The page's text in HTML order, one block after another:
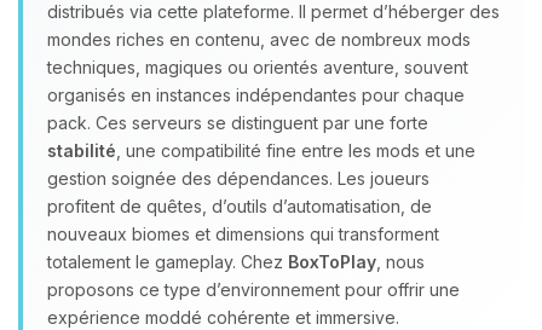
distribués via cette plateforme. Il permet d’héberger des
mondes riches en contenu, avec de nombreux mods
techniques, magiques ou orientés aventure, souvent
organisés en instances indépendantes pour chaque
pack. Ces serveurs se distinguent par une forte
stabilité , une compatibilité fine entre les mods et une
gestion soignée des dépendances. Les joueurs
profitent de quêtes, d’outils d’automatisation, de
nouveaux biomes et dimensions qui transforment
totalement le gameplay. Chez BoxToPlay , nous
proposons ce type d’environnement pour offrir une
expérience moddé cohérente et immersive.
Youpi, enfin quelqu’un pour me
parler ! Moi c’est Choupy, ton petit
assistant BoxToPlay. Dis-moi ce dont
tu as besoin et je vais remuer mes
petits circuits pour t’aider.
09/08/2026 à 08:03